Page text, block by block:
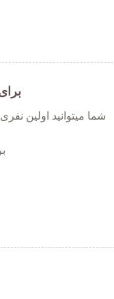
شما میتوانید اولین